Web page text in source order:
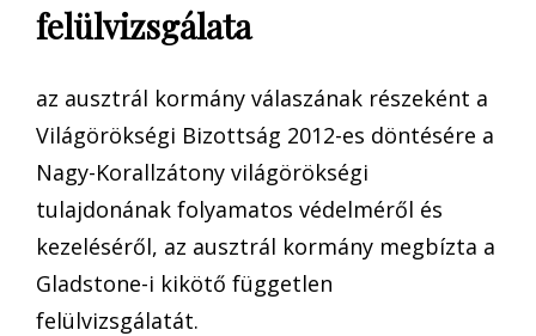
felülvizsgálata
az ausztrál kormány válaszának részeként a
Világörökségi Bizottság 2012-es döntésére a
Nagy-Korallzátony világörökségi
tulajdonának folyamatos védelméről és
kezeléséről, az ausztrál kormány megbízta a
Gladstone-i kikötő független
felülvizsgálatát.